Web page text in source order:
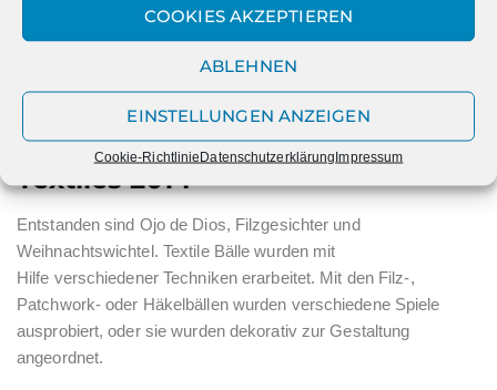
COOKIES AKZEPTIEREN
ABLEHNEN
EINSTELLUNGEN ANZEIGEN
Cookie-RichtlinieDatenschutzerklärungImpressum
Textiles 2014
Entstanden sind Ojo de Dios, Filzgesichter und
Weihnachtswichtel. Textile Bälle wurden mit
Hilfe verschiedener Techniken erarbeitet. Mit den Filz-,
Patchwork- oder Häkelbällen wurden verschiedene Spiele
ausprobiert, oder sie wurden dekorativ zur Gestaltung
angeordnet.